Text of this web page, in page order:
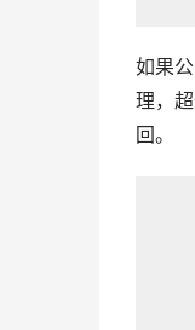
如果
理，
回。